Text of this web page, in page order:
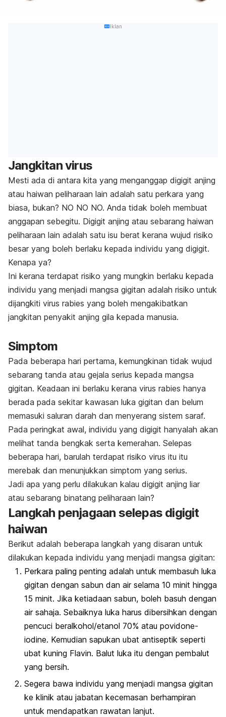
Iklan
Jangkitan virus
Mesti ada di antara kita yang menganggap digigit anjing
atau haiwan peliharaan lain adalah satu perkara yang
biasa, bukan? NO NO NO. Anda tidak boleh membuat
anggapan sebegitu. Digigit anjing atau sebarang haiwan
peliharaan lain adalah satu isu berat kerana wujud risiko
besar yang boleh berlaku kepada individu yang digigit.
Kenapa ya?
Ini kerana terdapat risiko yang mungkin berlaku kepada
individu yang menjadi mangsa gigitan adalah risiko untuk
dijangkiti virus rabies yang boleh mengakibatkan
jangkitan penyakit anjing gila kepada manusia.
Simptom
Pada beberapa hari pertama, kemungkinan tidak wujud
sebarang tanda atau gejala serius kepada mangsa
gigitan. Keadaan ini berlaku kerana virus rabies hanya
berada pada sekitar kawasan luka gigitan dan belum
memasuki saluran darah dan menyerang sistem saraf.
Pada peringkat awal, individu yang digigit hanyalah akan
melihat tanda bengkak serta kemerahan. Selepas
beberapa hari, barulah terdapat risiko virus itu itu
merebak dan menunjukkan simptom yang serius.
Jadi apa yang perlu dilakukan kalau digigit anjing liar
atau sebarang binatang peliharaan lain?
Langkah penjagaan selepas digigit
haiwan
Berikut adalah beberapa langkah yang disaran untuk
dilakukan kepada individu yang menjadi mangsa gigitan:
Perkara paling penting adalah untuk membasuh luka
gigitan dengan sabun dan air selama 10 minit hingga
15 minit. Jika ketiadaan sabun, boleh basuh dengan
air sahaja. Sebaiknya luka harus dibersihkan dengan
pencuci beralkohol/etanol 70% atau povidone-
iodine. Kemudian sapukan ubat antiseptik seperti
ubat kuning Flavin. Balut luka itu dengan pembalut
yang bersih.
Segera bawa individu yang menjadi mangsa gigitan
ke klinik atau jabatan kecemasan berhampiran
untuk mendapatkan rawatan lanjut.